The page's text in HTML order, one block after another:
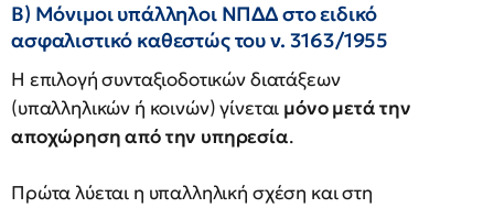
Β) Μόνιμοι υπάλληλοι ΝΠΔΔ στο ειδικό
ασφαλιστικό καθεστώς του ν. 3163/1955
Η επιλογή συνταξιοδοτικών διατάξεων
(υπαλληλικών ή κοινών) γίνεται μόνο μετά την
αποχώρηση από την υπηρεσία.
Πρώτα λύεται η υπαλληλική σχέση και στη